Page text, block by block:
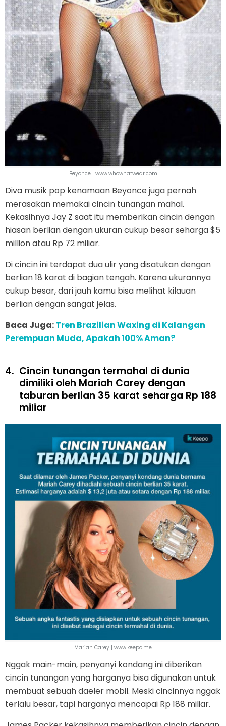
Beyonce | www.whowhatwear.com
Diva musik pop kenamaan Beyonce juga pernah
merasakan memakai cincin tunangan mahal.
Kekasihnya Jay Z saat itu memberikan cincin dengan
hiasan berlian dengan ukuran cukup besar seharga $5
million atau Rp 72 miliar.
Di cincin ini terdapat dua ulir yang disatukan dengan
berlian 18 karat di bagian tengah. Karena ukurannya
cukup besar, dari jauh kamu bisa melihat kilauan
berlian dengan sangat jelas.
Baca Juga:Tren Brazilian Waxing di Kalangan
Perempuan Muda, Apakah 100% Aman?
4. Cincin tunangan termahal di dunia
dimiliki oleh Mariah Carey dengan
taburan berlian 35 karat seharga Rp 188
miliar
Mariah Carey | www.keepo.me
Nggak main-main, penyanyi kondang ini diberikan
cincin tunangan yang harganya bisa digunakan untuk
membuat sebuah daeler mobil. Meski cincinnya nggak
terlalu besar, tapi harganya mencapai Rp 188 miliar.